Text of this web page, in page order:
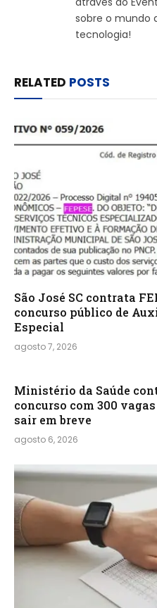
sobre o mundo
tecnologia!
RELATED POSTS
São José SC contrata
concurso público de
Especial
agosto 7, 2026
Ministério da Saúde
concurso com 300
sair em breve
agosto 6, 2026